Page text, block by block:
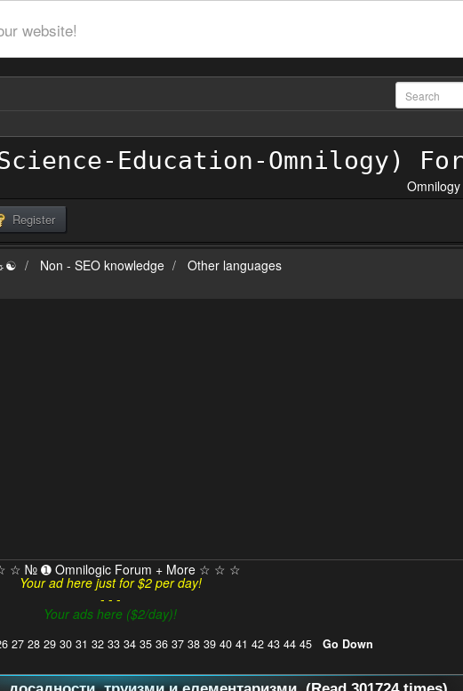
website!
Register
Non - SEO knowledge
Other languages
☆ № ➊ Omnilogic Forum + More ☆ ☆ ☆
Your ad here just for $2 per day!
- - -
Your ads here ($2/day)!
27 28 29 30 31 32 33 34 35 36 37 38 39 40 41 42 43 44 45 Go Down